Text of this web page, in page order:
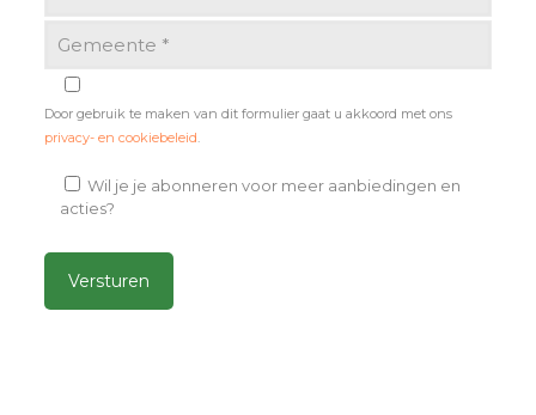
Door gebruik te maken van dit formulier gaat u akkoord met ons
privacy- en cookiebeleid
Wil je je abonneren voor meer aanbiedingen en
acties?